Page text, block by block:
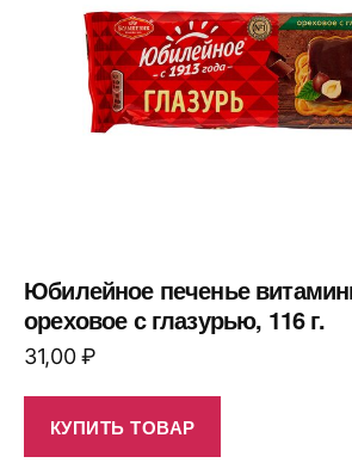
Юбилейное печенье
ореховое с глазурью, 116 г.
31,00₽
КУПИТЬ ТОВАР